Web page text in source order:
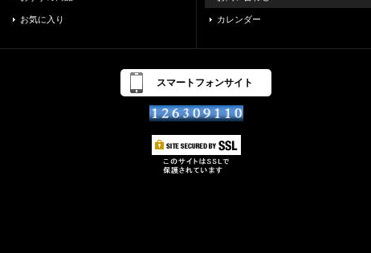
お気に入り カレンダー
スマートフォンサイト